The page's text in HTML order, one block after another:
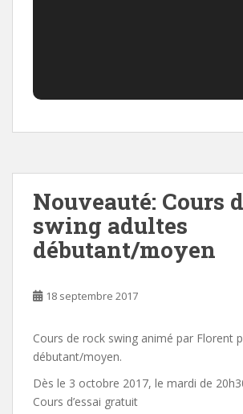
Nouveauté: Cours
swing adultes
débutant/moyen
18 septembre 2017
Cours de rock swing animé par Florent
débutant/moyen.
Dès le 3 octobre 2017, le mardi de
Cours d’essai gratuit